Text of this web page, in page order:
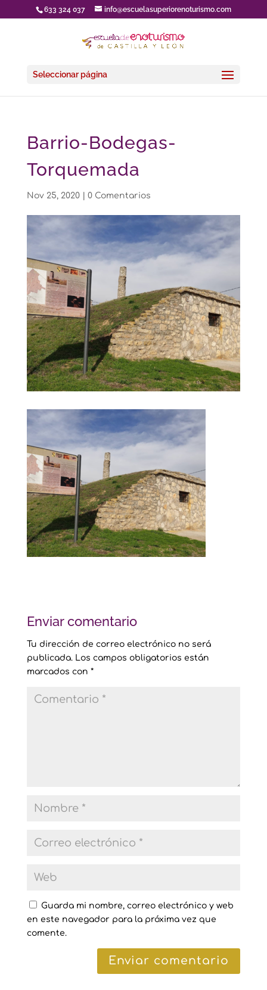
633 324 037 info@escuelasuperiorenoturismo.com
Seleccionar página
Barrio-Bodegas-
Torquemada
Nov 25, 2020| 0 Comentarios
Enviar comentario
Tu dirección de correo electrónico no será
publicada. Los campos obligatorios están
marcados con *
Guarda mi nombre, correo electrónico y web
en este navegador para la próxima vez que
comente.